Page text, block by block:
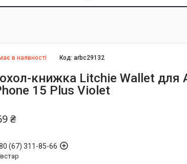
в наявності Код:arbc29132
книжка Litchie Wallet для
15 Plus Violet
₴
(67) 311-85-66